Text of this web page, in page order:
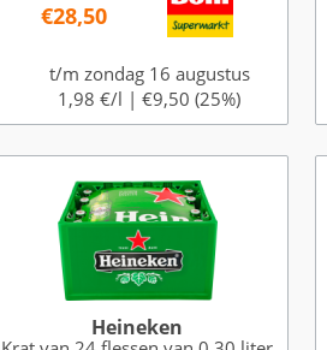
€28,50
t/m zondag 16 augustus
1,98 €/l | €9,50 (25%)
Heineken